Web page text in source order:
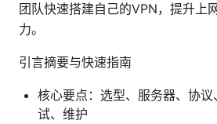
团队快速搭建自己的VPN，提升上
力。
引言摘要与快速指南
核心要点：选型、服务器、协议
试、维护